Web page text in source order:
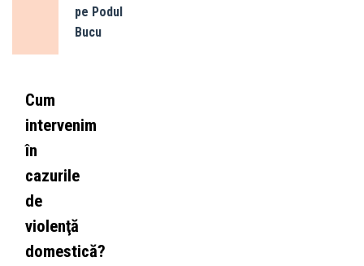
pe Podul
Bucu
Cum
intervenim
în
cazurile
de
violenţă
domestică?